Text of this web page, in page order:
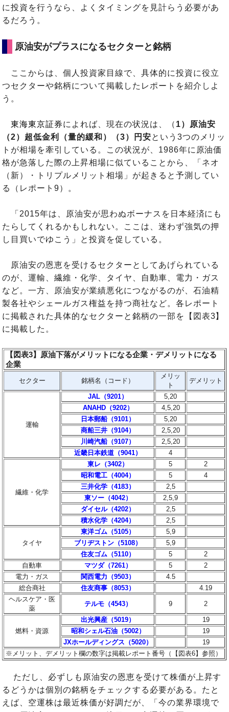
に投資を行うなら、よくタイミングを見計らう必要があ
るだろう。
原油安がプラスになるセクターと銘柄
ここからは、個人投資家目線で、具体的に投資に役立
つセクターや銘柄について掲載したレポートを紹介しよ
う。
東海東京証券によれば、現在の状況は、（ 1）原油安
（2）超低金利（量的緩和）
（3）円安という3つのメリッ
トが相場を牽引している。この状況が、1986年に原油価
格が急落した際の上昇相場に似ていることから、「ネオ
（新）・トリプルメリット相場」が起きると予測してい
る（レポート9）。
「2015年は、原油安が思わぬボーナスを日本経済にも
たらしてくれるかもしれない。ここは、迷わず強気の押
し目買いでゆこう」と投資を促している。
原油安の恩恵を受けるセクターとしてあげられている
のが、運輸、繊維・化学、タイヤ、自動車、電力・ガス
など。一方、原油安が業績悪化につながるのが、石油精
製各社やシェールガス権益を持つ商社など。各レポート
に掲載された具体的なセクターと銘柄の一部を【図表3】
に掲載した。
【図表3】 原油下落がメリットになる企業・デメリットになる
企業
セクター 銘柄名（コード）
メリッ
ト
デメリット
運輸
JAL（9201）
5,20
ANAHD（9202）
4,5,20
日本郵船（9101）
5,20
商船三井（9104）
2,5,20
川崎汽船（9107）
2,5,20
近畿日本鉄道（9041）
4
繊維・化学
東レ（3402） 5
2
昭和電工（4004）
5
4
三井化学（4183）
2,5
東ソー（4042）
2,5,9
ダイセル（4202）
2,5
積水化学（4204）
2,5
タイヤ
東洋ゴム（5105）
5,9
ブリヂストン（5108）
5,9
住友ゴム（5110）
5
2
自動車
マツダ（7261） 5
2
電力・ガス
関西電力（9503）
4.5
総合商社
住友商事（8053）
4.19
ヘルスケア・医
薬
テルモ（4543） 9 2
燃料・資源
出光興産（5019）
19
昭和シェル石油（5002）
19
JXホールディングス（5020）
19
※メリット、デメリット欄の数字は掲載レポート番号（【図表6】参照）
ただし、必ずしも原油安の恩恵を受けて株価が上昇す
るどうかは個別の銘柄をチェックする必要がある。たと
えば、空運株は最近株価が好調だが、「今の業界環境で